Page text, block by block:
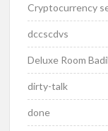
Cryptocurrency
dccscdvs
Deluxe Room
dirty-talk
done